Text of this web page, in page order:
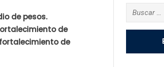
de pesos.
de
de
Buscar: